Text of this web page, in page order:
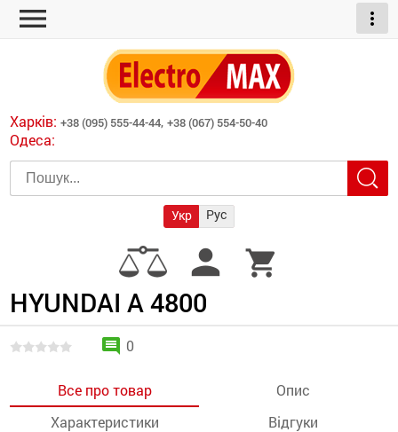
menu more_vert
Харків: +38 (095) 555-44-44, +38 (067) 554-50-40
Одеса:
Укр Рус
person shopping_cart
обігрівачі
машини
для
HYUNDAI A 4800
comment 0
Все про товар
Опис
Характеристики
Відгуки